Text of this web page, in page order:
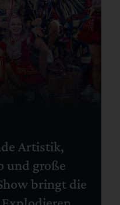
Artistik,
und große
bringt die